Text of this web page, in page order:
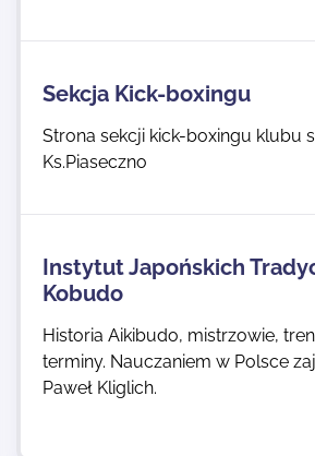
Sekcja Kick-boxingu
Strona sekcji kick-boxingu klubu
Ks.Piaseczno
Instytut Japońskich
Kobudo
Historia Aikibudo, mistrzowie,
terminy. Nauczaniem w Polsce
Paweł Kliglich.